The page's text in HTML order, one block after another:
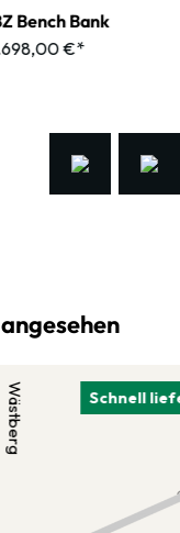
Bench Bank
€*
Schnell
Wästberg